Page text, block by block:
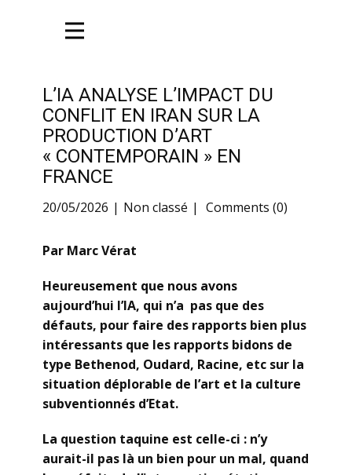
L’IA ANALYSE L’IMPACT DU
CONFLIT EN IRAN SUR LA
PRODUCTION D’ART
« CONTEMPORAIN » EN
FRANCE
20/05/2026 Non classé Comments (0)
Par Marc Vérat
Heureusement que nous avons
aujourd’hui l’IA, qui n’a pas que des
défauts, pour faire des rapports bien plus
intéressants que les rapports bidons de
type Bethenod, Oudard, Racine, etc sur la
situation déplorable de l’art et la culture
subventionnés d’Etat.
La question taquine est celle-ci : n’y
aurait-il pas là un bien pour un mal, quand